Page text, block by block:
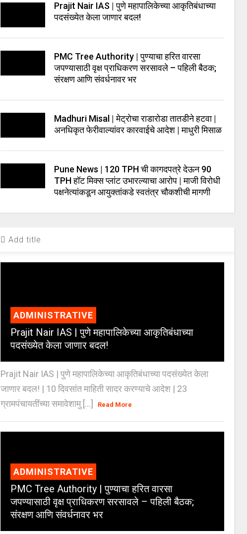
Prajit Nair IAS | पुणे महापालिकेच्या आकृतिबंधाच्या
पदसंख्येत केला जाणार बदल!
PMC Tree Authority | पुण्याचा हरित वारसा
जपण्यासाठी वृक्ष प्राधिकरण सरसावले – पहिली बैठक;
संरक्षण आणि संवर्धनावर भर
Madhuri Misal | मेट्रोचा राडारोडा तातडीने हटवा |
अनधिकृत फेरीवाल्यांवर कारवाईचे आदेश | माधुरी मिसाळ
Pune News | 120 TPH ची कागदपत्रे देऊन 90
TPH हॉट मिक्स प्लांट उभारल्याचा आरोप | माजी विरोधी
पक्षनेत्यांकडून आयुक्तांकडे स्वतंत्र चौकशीची मागणी
Add title
ADMINISTRATIVE
Prajit Nair IAS | पुणे महापालिकेच्या आकृतिबंधाच्या
पदसंख्येत केला जाणार बदल!
Prajit Nair IAS | पुणे महापालिकेच्या आकृतिबंधाच्या पदसंख्येत केला
जाणार बदल! | 10 दिवसांत माहिती सादर करण्याचे आदेश | 23
ग्रामपंचायतींच्या समावेशामु [...]
Read More
ADMINISTRATIVE
PMC Tree Authority | पुण्याचा हरित वारसा
जपण्यासाठी वृक्ष प्राधिकरण सरसावले – पहिली बैठक;
संरक्षण आणि संवर्धनावर भर